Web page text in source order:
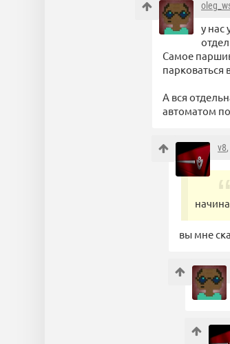
у нас
Самое
парковаться
А вся
автоматом
v8
вы мне